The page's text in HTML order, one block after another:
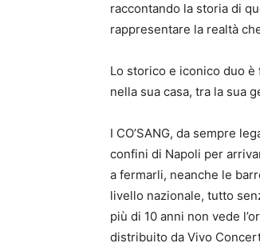
raccontando la storia di
rappresentare la realtà
Lo storico e iconico duo
nella sua casa, tra la sua
I CO’SANG, da sempre
confini di Napoli per
a fermarli, neanche le
livello nazionale, tutto
più di 10 anni non vede
distribuito da Vivo